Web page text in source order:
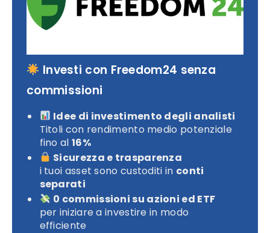
Investi con Freedom24 senza
commissioni
Idee di investimento degli analisti
Titoli con rendimento medio potenziale
fino al 16%
Sicurezza e trasparenza
i tuoi asset sono custoditi in conti
separati
0 commissioni su azioni ed ETF
per iniziare a investire in modo
efficiente